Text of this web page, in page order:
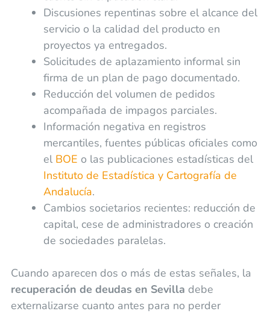
Discusiones repentinas sobre el alcance del
servicio o la calidad del producto en
proyectos ya entregados.
Solicitudes de aplazamiento informal sin
firma de un plan de pago documentado.
Reducción del volumen de pedidos
acompañada de impagos parciales.
Información negativa en registros
mercantiles, fuentes públicas oficiales como
el BOE o las publicaciones estadísticas del
Instituto de Estadística y Cartografía de
Andalucía.
Cambios societarios recientes: reducción de
capital, cese de administradores o creación
de sociedades paralelas.
Cuando aparecen dos o más de estas señales, la
recuperación de deudas en Sevilla debe
externalizarse cuanto antes para no perder